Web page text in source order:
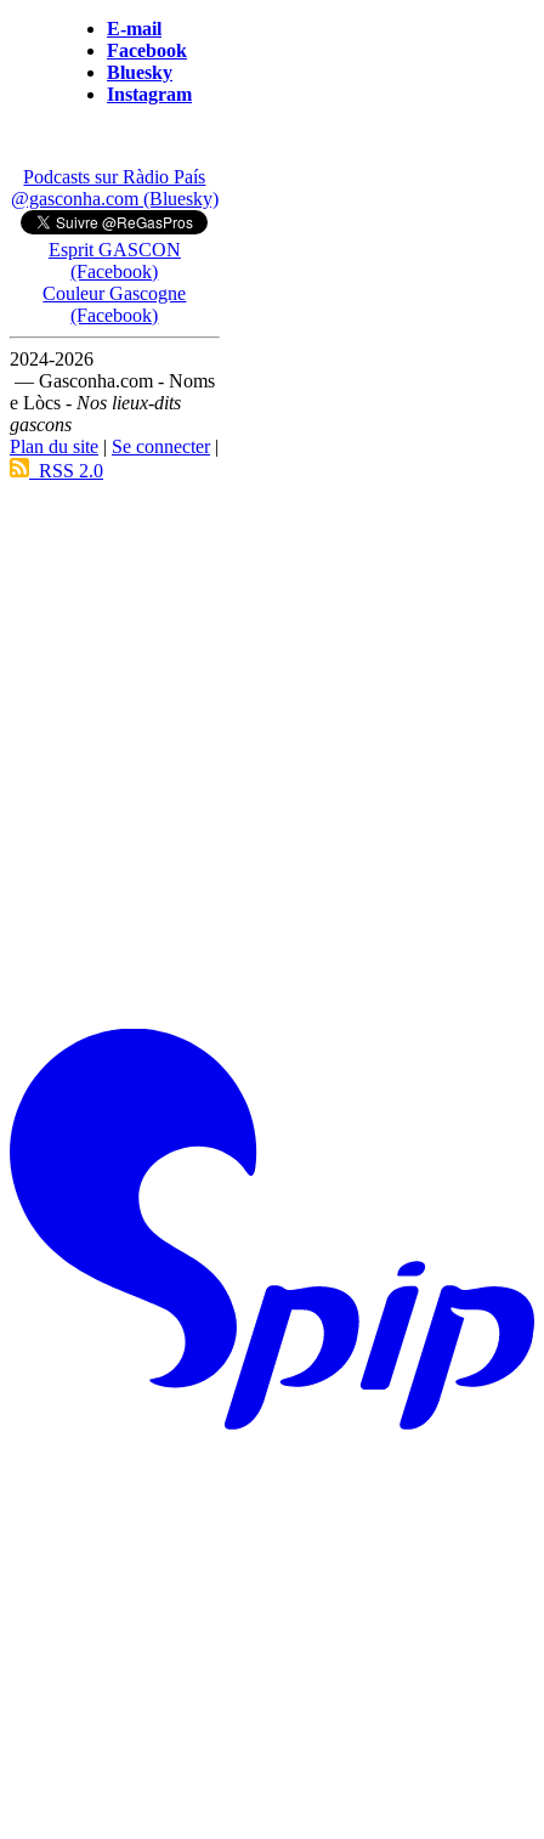
E-mail
Facebook
Bluesky
Instagram
Podcasts sur Ràdio País
@gasconha.com (Bluesky)
Esprit GASCON
(Facebook)
Couleur Gascogne
(Facebook)
2024-2026
— Gasconha.com - Noms
e Lòcs - Nos lieux-dits
gascons
Plan du site | Se connecter|
RSS 2.0